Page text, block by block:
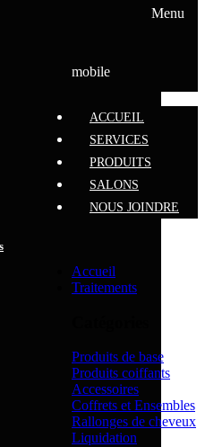
Menu
mobile
ACCUEIL
SERVICES
PRODUITS
SALONS
NOUS JOINDRE
Accueil
Traitements
Produits de base
Produits coiffants
Accessoires
Coffrets et Ensembles
Rallonges de cheveux
Liquidation